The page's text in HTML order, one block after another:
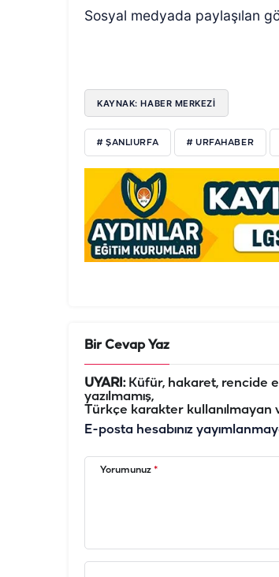
Sosyal medyada paylaşılan
KAYNAK: HABER MERKEZI
# ŞANLIURFA # URFAHABER
Bir Cevap Yaz
UYARI:Küfür, hakaret, rencide
yazılmamış,
Türkçe karakter kullanılmayan
E-posta hesabınız
Yorumunuz *